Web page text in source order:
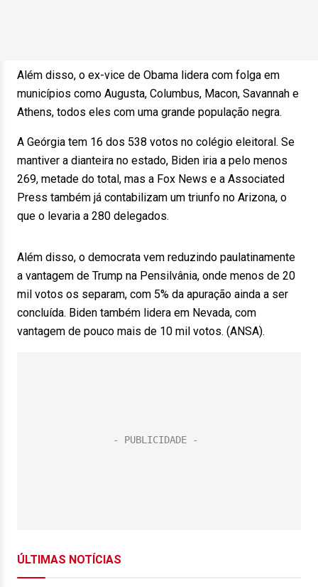
Além disso, o ex-vice de Obama lidera com folga em
municípios como Augusta, Columbus, Macon, Savannah e
Athens, todos eles com uma grande população negra.
A Geórgia tem 16 dos 538 votos no colégio eleitoral. Se
mantiver a dianteira no estado, Biden iria a pelo menos
269, metade do total, mas a Fox News e a Associated
Press também já contabilizam um triunfo no Arizona, o
que o levaria a 280 delegados.
Além disso, o democrata vem reduzindo paulatinamente
a vantagem de Trump na Pensilvânia, onde menos de 20
mil votos os separam, com 5% da apuração ainda a ser
concluída. Biden também lidera em Nevada, com
vantagem de pouco mais de 10 mil votos. (ANSA).